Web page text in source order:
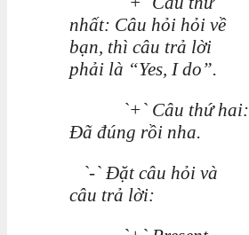
nhất: Câu hỏi hỏi về
bạn, thì câu trả lời
phải là “Yes, I do”.
`+` Câu thứ hai:
Đã đúng rồi nha.
`-` Đặt câu hỏi và
câu trả lời: